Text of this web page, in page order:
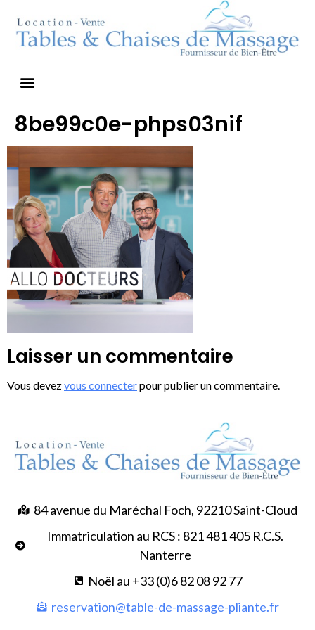
8be99c0e-phps03nif
Laisser un commentaire
Vous devezvous connecterpour publier un commentaire.
84 avenue du Maréchal Foch, 92210 Saint-Cloud
Immatriculation au RCS : 821 481 405 R.C.S.
Nanterre
Noël au +33 (0)6 82 08 92 77
reservation@table-de-massage-pliante.fr